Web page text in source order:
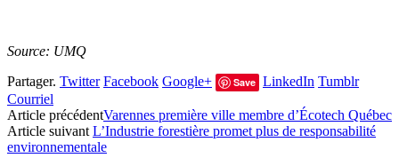
Source: UMQ
Partager. Twitter Facebook Google+ Save LinkedIn Tumblr
Courriel
Article précédentVarennes première ville membre d’Écotech Québec
Article suivant L’Industrie forestière promet plus de responsabilité
environnementale